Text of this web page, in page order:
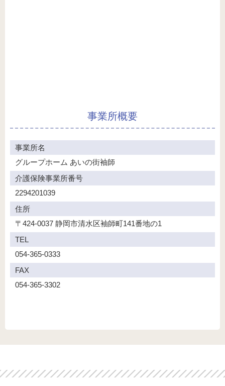
事業所概要
事業所名
グループホーム あいの街袖師
介護保険事業所番号
2294201039
住所
〒424-0037 静岡市清水区袖師町141番地の1
TEL
054-365-0333
FAX
054-365-3302